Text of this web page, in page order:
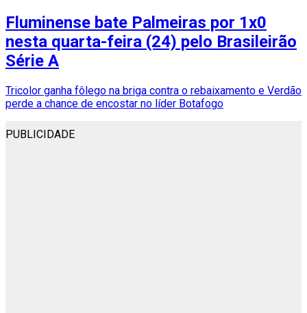
Fluminense bate Palmeiras por 1x0
nesta quarta-feira (24) pelo Brasileirão
Série A
Tricolor ganha fôlego na briga contra o rebaixamento e Verdão
perde a chance de encostar no líder Botafogo
PUBLICIDADE